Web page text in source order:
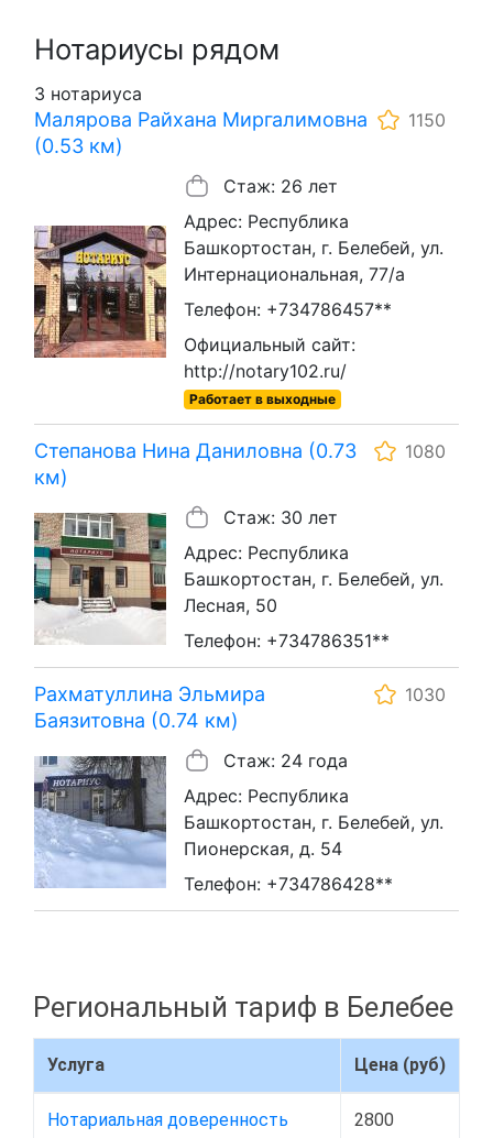
Нотариусы рядом
3 нотариуса
Малярова Райхана Миргалимовна
(0.53 км)
1150
Стаж: 26 лет
Адрес: Республика
Башкортостан, г. Белебей, ул.
Интернациональная, 77/а
Телефон: +734786457**
Официальный сайт:
http://notary102.ru/
Работает в выходные
Степанова Нина Даниловна (0.73
км)
1080
Стаж: 30 лет
Адрес: Республика
Башкортостан, г. Белебей, ул.
Лесная, 50
Телефон: +734786351**
Рахматуллина Эльмира
Баязитовна (0.74 км)
1030
Стаж: 24 года
Адрес: Республика
Башкортостан, г. Белебей, ул.
Пионерская, д. 54
Телефон: +734786428**
Региональный тариф в Белебее
Услуга Цена (руб)
Нотариальная доверенность 2800